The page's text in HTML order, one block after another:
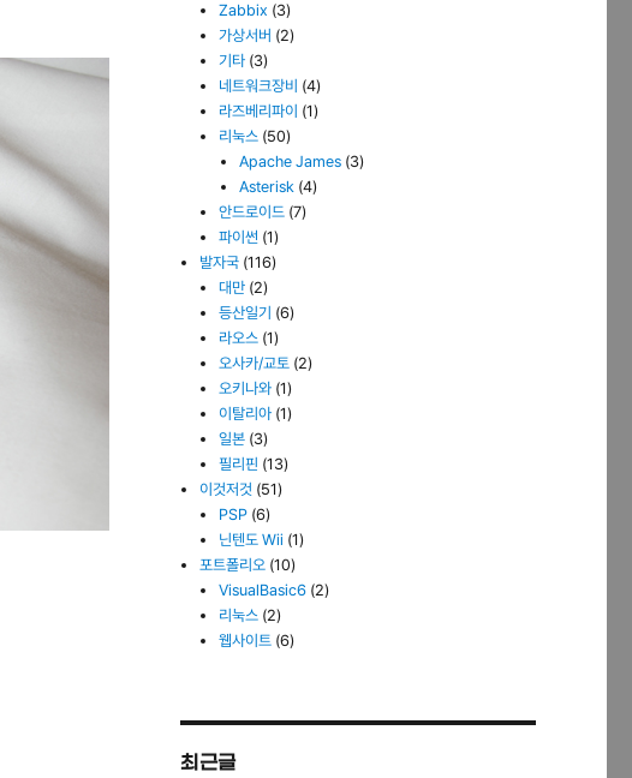
Zabbix (3)
가상서버 (2)
기타 (3)
네트워크장비 (4)
라즈베리파이 (1)
리눅스 (50)
Apache James(3)
Asterisk(4)
안드로이드 (7)
파이썬 (1)
발자국 (116)
대만 (2)
등산일기 (6)
라오스 (1)
오사카/교토 (2)
오키나와 (1)
이탈리아 (1)
일본 (3)
필리핀 (13)
이것저것 (51)
PSP (6)
닌텐도 Wii (1)
포트폴리오 (10)
VisualBasic6 (2)
리눅스 (2)
웹사이트 (6)
최근글